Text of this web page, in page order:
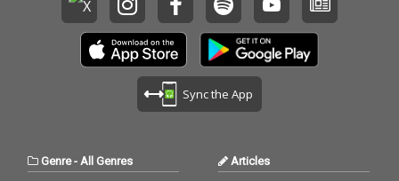
Sync the App
Genre- All Genres Articles